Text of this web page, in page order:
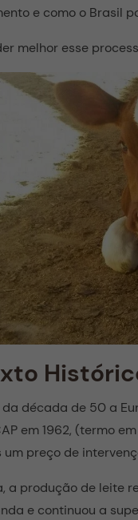
e como o Brasil
melhor esse
da década de 50 a
em 1962, (termo
um preço de
a produção de leite
e continuou a